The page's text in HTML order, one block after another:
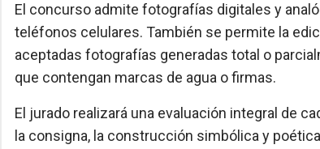
El concurso admite fotografías digitales y
teléfonos celulares. También se permite la
aceptadas fotografías generadas total o
que contengan marcas de agua o firmas.
El jurado realizará una evaluación integral de
la consigna, la construcción simbólica y